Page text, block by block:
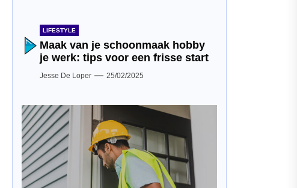
LIFESTYLE
Maak van je schoonmaak hobby
je werk: tips voor een frisse start
Jesse De Loper 25/02/2025